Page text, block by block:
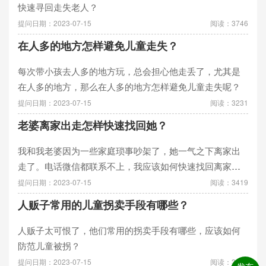
快速寻回走失老人？
提问日期：2023-07-15 阅读：3746
在人多的地方怎样避免儿童走失？
每次带小孩去人多的地方玩，总会担心他走丢了，尤其是
在人多的地方，那么在人多的地方怎样避免儿童走失呢？
提问日期：2023-07-15 阅读：3231
老婆离家出走怎样快速找回她？
我和我老婆因为一些家庭琐事吵架了，她一气之下离家出
走了。电话微信都联系不上，我应该如何快速找回离家出
走的老婆呢？
提问日期：2023-07-15 阅读：3419
人贩子常用的儿童拐卖手段有哪些？
人贩子太可恨了，他们常用的拐卖手段有哪些，应该如何
防范儿童被拐？
提问日期：2023-07-15 阅读：3192